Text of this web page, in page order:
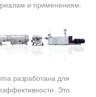
и применениям:
разработана для
Это